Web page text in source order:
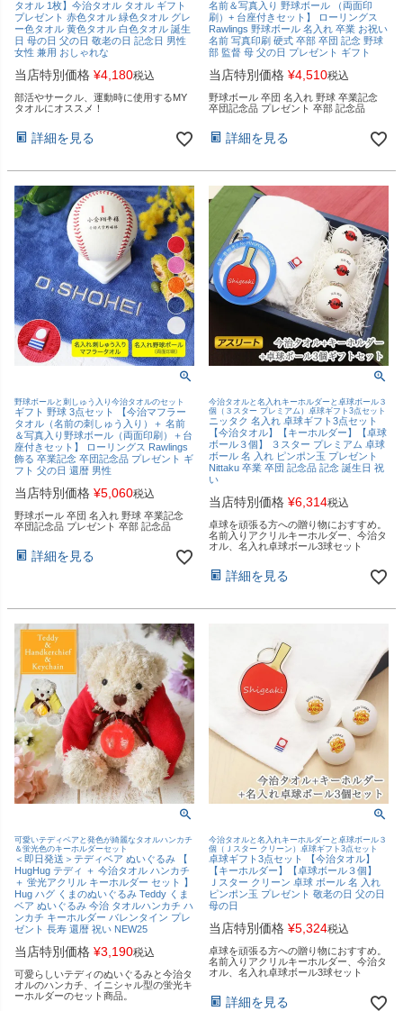
タオル 1枚】今治タオル タオル ギフト
プレゼント 赤色タオル 緑色タオル グレ
ー色タオル 黄色タオル 白色タオル 誕生
日 母の日 父の日 敬老の日 記念日 男性
女性 兼用 おしゃれな
当店特別価格 ¥4,180税込
部活やサークル、運動時に使用するMY
タオルにオススメ！
詳細を見る
名前＆写真入り 野球ボール （両面印
刷）+ 台座付きセット】 ローリングス
Rawlings 野球ボール 名入れ 卒業 お祝い
名前 写真印刷 硬式 卒部 卒団 記念 野球
部 監督 母 父の日 プレゼント ギフト
当店特別価格 ¥4,510税込
野球ボール 卒団 名入れ 野球 卒業記念
卒団記念品 プレゼント 卒部 記念品
詳細を見る
野球ボールと刺しゅう入り今治タオルのセット
ギフト 野球 3点セット 【今治マフラー
タオル（名前の刺しゅう入り）＋ 名前
＆写真入り野球ボール（両面印刷）＋台
座付きセット】 ローリングス Rawlings
飾る 卒業記念 卒団記念品 プレゼント ギ
フト 父の日 還暦 男性
当店特別価格 ¥5,060税込
野球ボール 卒団 名入れ 野球 卒業記念
卒団記念品 プレゼント 卒部 記念品
詳細を見る
今治タオルと名入れキーホルダーと卓球ボール３
個（３スター プレミアム）卓球ギフト3点セット
ニッタク 名入れ 卓球ギフト3点セット
【今治タオル】【キーホルダー】【卓球
ボール３個】 ３スター プレミアム 卓球
ボール 名 入れ ピンポン玉 プレゼント
Nittaku 卒業 卒団 記念品 記念 誕生日 祝
い
当店特別価格 ¥6,314税込
卓球を頑張る方への贈り物におすすめ。
名前入りアクリルキーホルダー、今治タ
オル、名入れ卓球ボール3球セット
詳細を見る
可愛いテディベアと発色が綺麗なタオルハンカチ
＆蛍光色のキーホルダーセット
＜即日発送＞テディベア ぬいぐるみ 【
HugHug テディ ＋ 今治タオル ハンカチ
＋ 蛍光アクリル キーホルダー セット 】
Hug ハグ くまのぬいぐるみ Teddy くま
ベア ぬいぐるみ 今治 タオルハンカチ ハ
ンカチ キーホルダー バレンタイン プレ
ゼント 長寿 還暦 祝い NEW25
当店特別価格 ¥3,190税込
可愛らしいテディのぬいぐるみと今治タ
オルのハンカチ、イニシャル型の蛍光キ
ーホルダーのセット商品。
今治タオルと名入れキーホルダーと卓球ボール３
個（Ｊスター クリーン）卓球ギフト3点セット
卓球ギフト3点セット 【今治タオル】
【キーホルダー】【卓球ボール３個】
Ｊスター クリーン 卓球 ボール 名 入れ
ピンポン玉 プレゼント 敬老の日 父の日
母の日
当店特別価格 ¥5,324税込
卓球を頑張る方への贈り物におすすめ。
名前入りアクリルキーホルダー、今治タ
オル、名入れ卓球ボール3球セット
詳細を見る